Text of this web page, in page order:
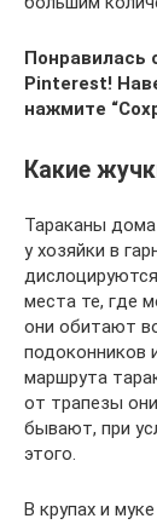
Понравилась
Pinterest!
нажмите
Какие
Тараканы
у хозяйки в
места те, где
они обитают
подоконников
маршрута
от трапезы
бывают, при
этого.
В крупах и